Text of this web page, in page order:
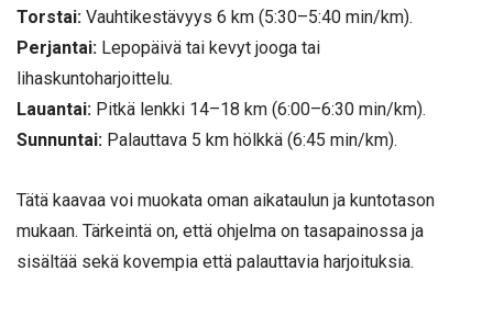
Torstai: Vauhtikestävyys 6 km (5:30–5:40 min/km).
Perjantai: Lepopäivä tai kevyt jooga tai
lihaskuntoharjoittelu.
Lauantai: Pitkä lenkki 14–18 km (6:00–6:30 min/km).
Sunnuntai: Palauttava 5 km hölkkä (6:45 min/km).
Tätä kaavaa voi muokata oman aikataulun ja kuntotason
mukaan. Tärkeintä on, että ohjelma on tasapainossa ja
sisältää sekä kovempia että palauttavia harjoituksia.